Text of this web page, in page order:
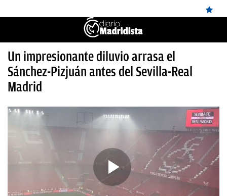
ÚLTIMAS
NOTICIAS
REAL
MADRID
FICHAJES
Un impresionante diluvio arrasa el
Sánchez-Pizjuán antes del Sevilla-Real
Madrid